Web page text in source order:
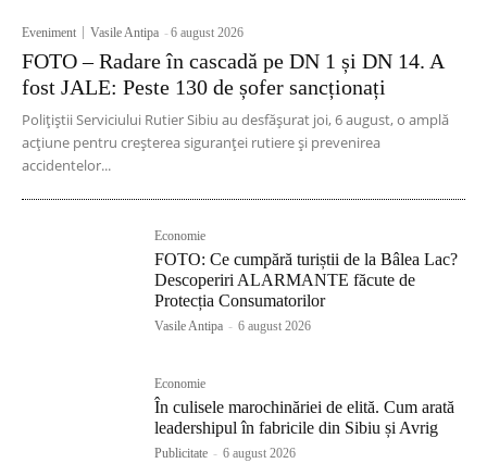
Eveniment Vasile Antipa -6 august 2026
FOTO – Radare în cascadă pe DN 1 și DN 14. A
fost JALE: Peste 130 de șofer sancționați
Polițiștii Serviciului Rutier Sibiu au desfășurat joi, 6 august, o amplă
acțiune pentru creșterea siguranței rutiere și prevenirea
accidentelor...
Economie
FOTO: Ce cumpără turiștii de la Bâlea Lac?
Descoperiri ALARMANTE făcute de
Protecția Consumatorilor
Vasile Antipa - 6 august 2026
Economie
În culisele marochinăriei de elită. Cum arată
leadershipul în fabricile din Sibiu și Avrig
Publicitate - 6 august 2026